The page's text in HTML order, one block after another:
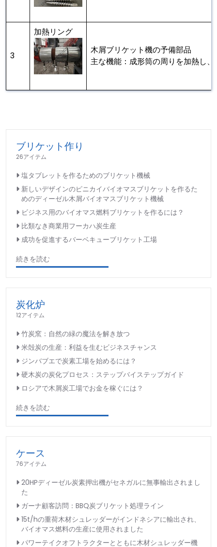
3
加熱リング
木屑ブリケット機の予備部品
主な機能：成形筒の周りを加熱し
ブリケット作り
26アイテム
塩タブレットを作るためのブリケット機械
新しいデザインのピニカイバイオマスブリケットを作るた
めのディーゼル木屑バイオマスブリケット機械
ビジネス用のバイオマス燃料ブリケットを作るには？
比類なき商業用フーカハ炭生産
成功を促進するバーベキューブリケット工場
続きを読む
炭化炉
12アイテム
竹炭窯：自然の緑の魔法を解き放つ
米殻炭の生産：利益を生むビジネスチャンス
ジンバブエで炭素工場を始めるには？
硬木炭の炭化プロセス：ステップバイステップガイド
ロシアで木屑炭工場でお金を稼ぐには？
続きを読む
ケース
76アイテム
20HPディーゼル炭素押出機がセネガルに無事輸出されまし
た
ガーナ顧客訪問：BBQ炭ブリケット処理ライン
15t/hの重荷木材シュレッダーがインドネシアに輸出され、
バイオマス燃料の生産に使用されました
パワーテイクオフトラクターとともに木材シュレッダー機